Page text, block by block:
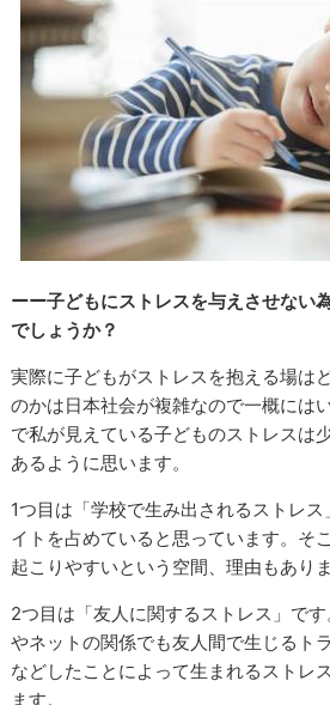
ーー子どもにストレスを与えさせない
でしょうか？
実際に子どもがストレスを抱える場は
のかは日本社会が複雑なので一概には
で私が見えている子どものストレスは
あるように思います。
1つ目は「学校で生み出されるストレ
イトを占めていると思っています。そ
起こりやすいという空間、理由もありま
2つ目は「友人に関するストレス」で
やネットの関係でも友人間で生じるト
などしたことによって生まれるストレ
ます。